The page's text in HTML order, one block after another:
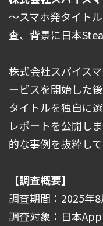
～スマホ発タイト
査、背景に日本
株式会社スパイス
ービスを開始した
タイトルを独自に
レポートを公開し
的な事例を抜粋して
【調査概要】
調査期間：2025年8
調査対象：日本